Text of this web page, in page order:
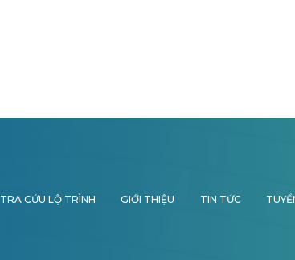
TRA CỨU LỘ TRÌNH GIỚI THIỆU TIN TỨC